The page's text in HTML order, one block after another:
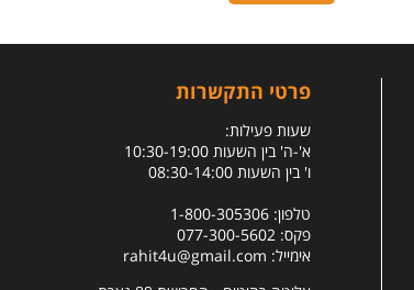
פרטי התקשרות
שעות פעילות:
א'-ה' בין השעות 10:30-19:00
ו' בין השעות 08:30-14:00
טלפון: 1-800-305306
פקס: 077-300-5602
אימייל: rahit4u@gmail.com